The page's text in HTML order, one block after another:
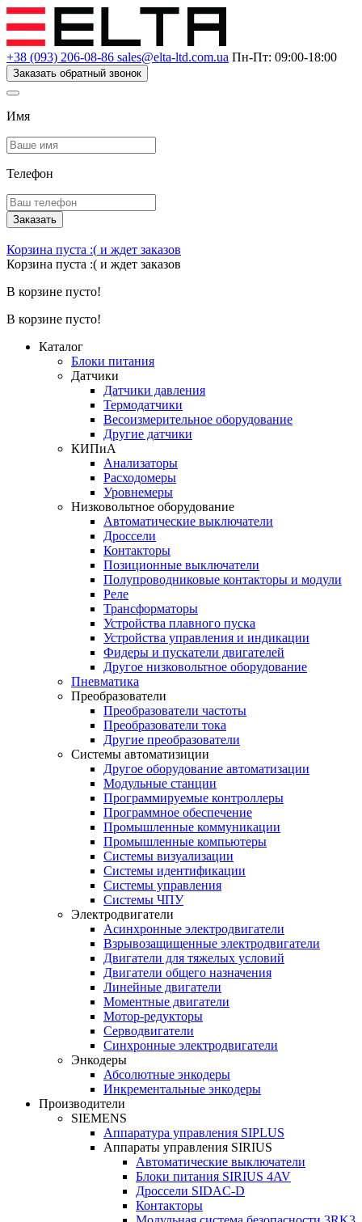
+38 (093) 206-08-86 sales@elta-ltd.com.ua Пн-Пт: 09:00-18:00
Заказать обратный звонок
Имя
Телефон
Заказать
Корзина пуста :( и ждет заказов
Корзина пуста :( и ждет заказов
В корзине пусто!
В корзине пусто!
Каталог
Блоки питания
Датчики
Датчики давления
Термодатчики
Весоизмерительное оборудование
Другие датчики
КИПиА
Анализаторы
Расходомеры
Уровнемеры
Низковольтное оборудование
Автоматические выключатели
Дроссели
Контакторы
Позиционные выключатели
Полупроводниковые контакторы и модули
Реле
Трансформаторы
Устройства плавного пуска
Устройства управления и индикации
Фидеры и пускатели двигателей
Другое низковольтное оборудование
Пневматика
Преобразователи
Преобразователи частоты
Преобразователи тока
Другие преобразователи
Системы автоматизиции
Другое оборудование автоматизации
Модульные станции
Программируемые контроллеры
Программное обеспечение
Промышленные коммуникации
Промышленные компьютеры
Системы визуализации
Системы идентификации
Системы управления
Системы ЧПУ
Электродвигатели
Асинхронные электродвигатели
Взрывозащищенные электродвигатели
Двигатели для тяжелых условий
Двигатели общего назначения
Линейные двигатели
Моментные двигатели
Мотор-редукторы
Серводвигатели
Синхронные электродвигатели
Энкодеры
Абсолютные энкодеры
Инкрементальные энкодеры
Производители
SIEMENS
Аппаратура управления SIPLUS
Аппараты управления SIRIUS
Автоматические выключатели
Блоки питания SIRIUS 4AV
Дроссели SIDAC-D
Контакторы